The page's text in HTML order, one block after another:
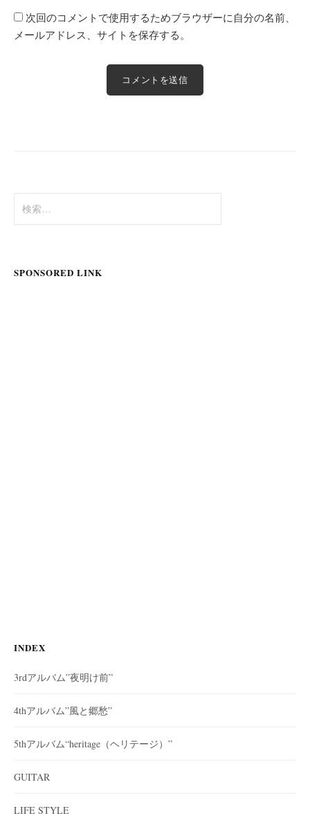
次回のコメントで使用するためブラウザーに自分の名前、
メールアドレス、サイトを保存する。
索:
SPONSORED LINK
INDEX
3rdアルバム”夜明け前”
4thアルバム”風と郷愁”
5thアルバム“heritage（ヘリテージ）”
GUITAR
LIFE STYLE